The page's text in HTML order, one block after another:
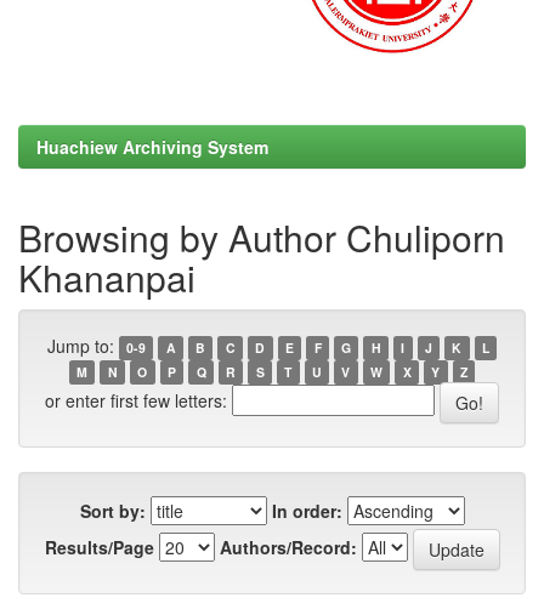
Huachiew Archiving System
Browsing by Author Chuliporn
Khananpai
Jump to: 0-9 A B C D E F G H I J K
L
M
N O P Q R S T U V W X Y Z
or enter first few letters:
Sort by:
In order:
Results/Page
Authors/Record: